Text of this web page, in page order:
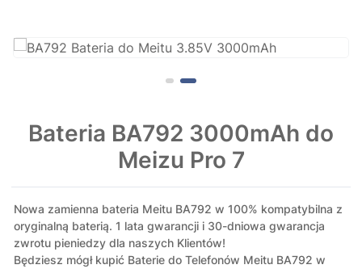
Bateria BA792 3000mAh do
Meizu Pro 7
Nowa zamienna bateria Meitu BA792 w 100% kompatybilna z
oryginalną baterią. 1 lata gwarancji i 30-dniowa gwarancja
zwrotu pieniedzy dla naszych Klientów!
Będziesz mógł kupić Baterie do Telefonów Meitu BA792 w